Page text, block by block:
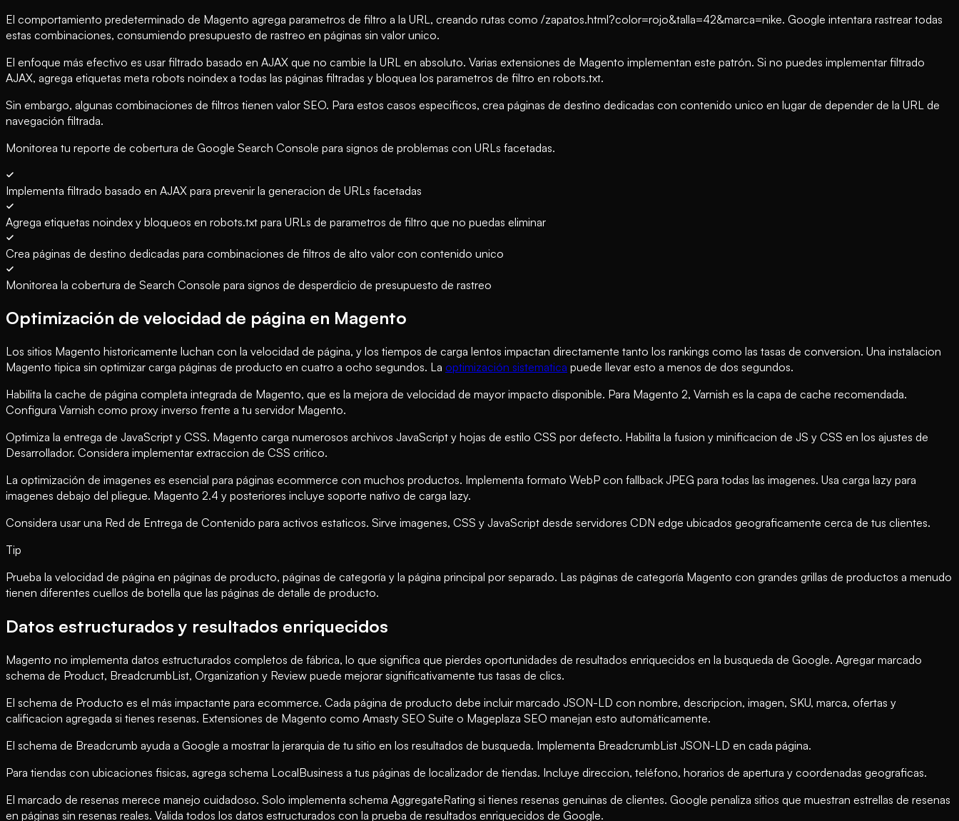
El comportamiento predeterminado de Magento agrega parametros de filtro a la URL, creando rutas como /zapatos.html?color=rojo&talla=42&marca=nike. Google intentara rastrear todas
estas combinaciones, consumiendo presupuesto de rastreo en páginas sin valor unico.
El enfoque más efectivo es usar filtrado basado en AJAX que no cambie la URL en absoluto. Varias extensiones de Magento implementan este patrón. Si no puedes implementar filtrado
AJAX, agrega etiquetas meta robots noindex a todas las páginas filtradas y bloquea los parametros de filtro en robots.txt.
Sin embargo, algunas combinaciones de filtros tienen valor SEO. Para estos casos especificos, crea páginas de destino dedicadas con contenido unico en lugar de depender de la URL de
navegación filtrada.
Monitorea tu reporte de cobertura de Google Search Console para signos de problemas con URLs facetadas.
Implementa filtrado basado en AJAX para prevenir la generacion de URLs facetadas
Agrega etiquetas noindex y bloqueos en robots.txt para URLs de parametros de filtro que no puedas eliminar
Crea páginas de destino dedicadas para combinaciones de filtros de alto valor con contenido unico
Monitorea la cobertura de Search Console para signos de desperdicio de presupuesto de rastreo
Optimización de velocidad de página en Magento
Los sitios Magento historicamente luchan con la velocidad de página, y los tiempos de carga lentos impactan directamente tanto los rankings como las tasas de conversion. Una instalacion
Magento tipica sin optimizar carga páginas de producto en cuatro a ocho segundos. La optimización sistematica puede llevar esto a menos de dos segundos.
Habilita la cache de página completa integrada de Magento, que es la mejora de velocidad de mayor impacto disponible. Para Magento 2, Varnish es la capa de cache recomendada.
Configura Varnish como proxy inverso frente a tu servidor Magento.
Optimiza la entrega de JavaScript y CSS. Magento carga numerosos archivos JavaScript y hojas de estilo CSS por defecto. Habilita la fusion y minificacion de JS y CSS en los ajustes de
Desarrollador. Considera implementar extraccion de CSS critico.
La optimización de imagenes es esencial para páginas ecommerce con muchos productos. Implementa formato WebP con fallback JPEG para todas las imagenes. Usa carga lazy para
imagenes debajo del pliegue. Magento 2.4 y posteriores incluye soporte nativo de carga lazy.
Considera usar una Red de Entrega de Contenido para activos estaticos. Sirve imagenes, CSS y JavaScript desde servidores CDN edge ubicados geograficamente cerca de tus clientes.
Tip
Prueba la velocidad de página en páginas de producto, páginas de categoría y la página principal por separado. Las páginas de categoría Magento con grandes grillas de productos a menudo
tienen diferentes cuellos de botella que las páginas de detalle de producto.
Datos estructurados y resultados enriquecidos
Magento no implementa datos estructurados completos de fábrica, lo que significa que pierdes oportunidades de resultados enriquecidos en la busqueda de Google. Agregar marcado
schema de Product, BreadcrumbList, Organization y Review puede mejorar significativamente tus tasas de clics.
El schema de Producto es el más impactante para ecommerce. Cada página de producto debe incluir marcado JSON-LD con nombre, descripcion, imagen, SKU, marca, ofertas y
calificacion agregada si tienes resenas. Extensiones de Magento como Amasty SEO Suite o Mageplaza SEO manejan esto automáticamente.
El schema de Breadcrumb ayuda a Google a mostrar la jerarquia de tu sitio en los resultados de busqueda. Implementa BreadcrumbList JSON-LD en cada página.
Para tiendas con ubicaciones fisicas, agrega schema LocalBusiness a tus páginas de localizador de tiendas. Incluye direccion, teléfono, horarios de apertura y coordenadas geograficas.
El marcado de resenas merece manejo cuidadoso. Solo implementa schema AggregateRating si tienes resenas genuinas de clientes. Google penaliza sitios que muestran estrellas de resenas
en páginas sin resenas reales. Valida todos los datos estructurados con la prueba de resultados enriquecidos de Google.